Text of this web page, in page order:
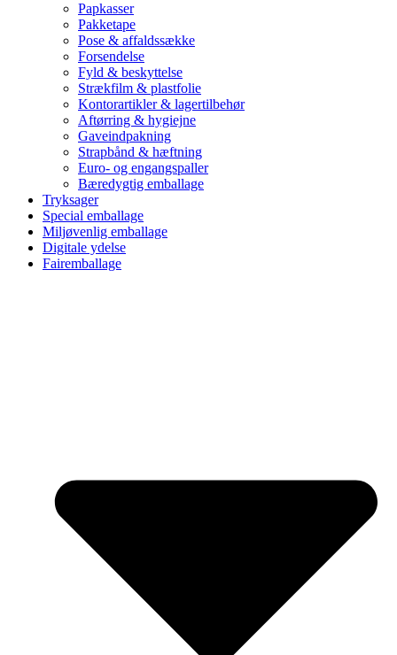
Papkasser
Pakketape
Pose & affaldssække
Forsendelse
Fyld & beskyttelse
Strækfilm & plastfolie
Kontorartikler & lagertilbehør
Aftørring & hygiejne
Gaveindpakning
Strapbånd & hæftning
Euro- og engangspaller
Bæredygtig emballage
Tryksager
Special emballage
Miljøvenlig emballage
Digitale ydelse
Fairemballage